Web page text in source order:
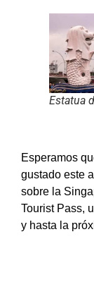
Estatua
Esperamos
gustado este
sobre la
Tourist Pass,
y hasta la